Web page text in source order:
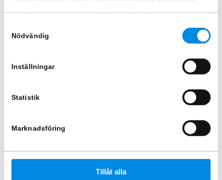
Nödvändig
Inställningar
Statistik
Marknadsföring
Tillåt alla
Stege bakdörr H2 Mercedes
7 370kr
Lägg i varukorg